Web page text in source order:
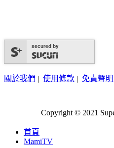
secured by
關於我們 | 使用條款 | 免責聲明
Copyright © 2021
首頁
MamiTV